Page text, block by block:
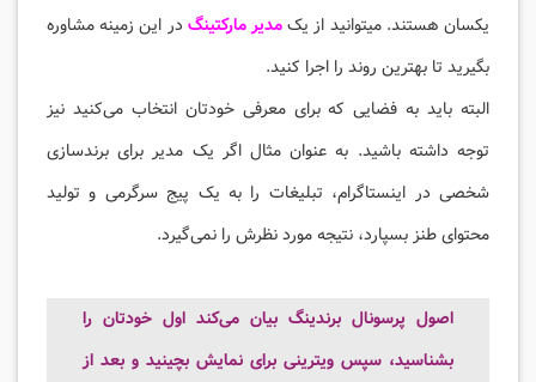
یکسان هستند. میتوانید از یکمدیر مارکتینگ در این زمینه مشاوره
بگیرید تا بهترین روند را اجرا کنید.
البته باید به فضایی که برای معرفی خودتان انتخاب می‌کنید نیز
توجه داشته باشید. به عنوان مثال اگر یک مدیر برای برندسازی
شخصی در اینستاگرام، تبلیغات را به یک پیج سرگرمی و تولید
محتوای طنز بسپارد، نتیجه مورد نظرش را نمی‌گیرد.
اصول پرسونال برندینگ بیان می‌کند اول خودتان را
بشناسید، سپس ویترینی برای نمایش بچینید و بعد از